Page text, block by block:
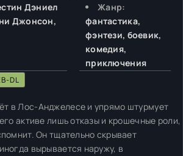
Дэниел
Джонсон,
Жанр:
фантастика,
фэнтези, боевик,
комедия,
приключения
DL
в Лос-Анджелесе и упрямо штурмует
активе лишь отказы и крошечные роли,
Он тщательно скрывает
вырывается наружу, в